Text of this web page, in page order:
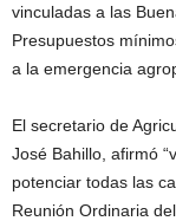
vinculadas a las
Presupuestos
a la emergencia
El secretario de
José Bahillo, afirmó
potenciar todas las
Reunión Ordinaria